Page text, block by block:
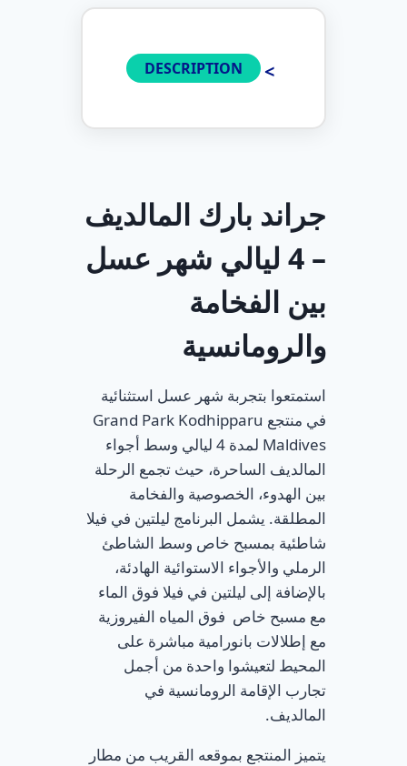
DESCRIPTION
جراند بارك المالديف
– 4 ليالي شهر عسل
بين الفخامة
والرومانسية
استمتعوا بتجربة شهر عسل استثنائية
في منتجع Grand Park Kodhipparu
Maldives لمدة 4 ليالي وسط أجواء
المالديف الساحرة، حيث تجمع الرحلة
بين الهدوء، الخصوصية والفخامة
المطلقة. يشمل البرنامج ليلتين في فيلا
شاطئية بمسبح خاص وسط الشاطئ
الرملي والأجواء الاستوائية الهادئة،
بالإضافة إلى ليلتين في فيلا فوق الماء
مع مسبح خاص فوق المياه الفيروزية
مع إطلالات بانورامية مباشرة على
المحيط لتعيشوا واحدة من أجمل
تجارب الإقامة الرومانسية في
المالديف.
يتميز المنتجع بموقعه القريب من مطار